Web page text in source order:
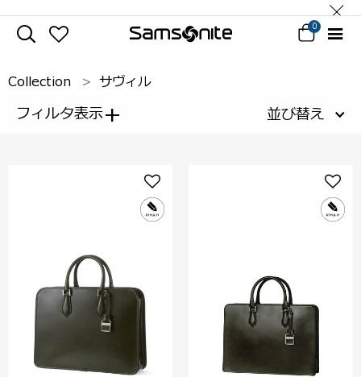
0
Collection サヴィル
フィルタ表示+ 並び替え